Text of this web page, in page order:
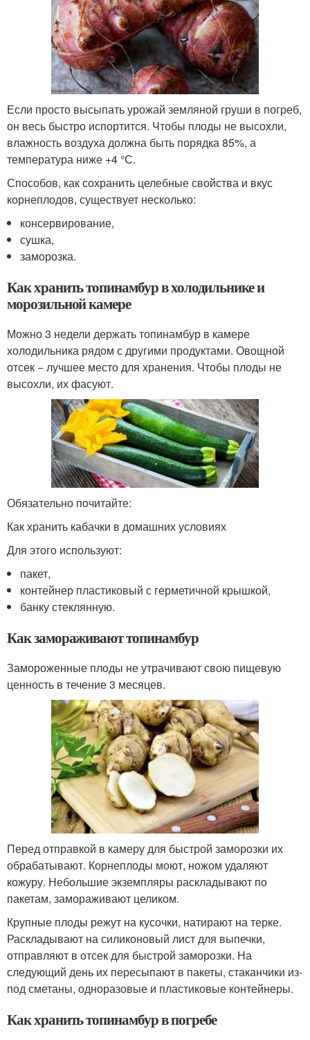
Если просто высыпать урожай земляной груши в погреб,
он весь быстро испортится. Чтобы плоды не высохли,
влажность воздуха должна быть порядка 85%, а
температура ниже +4 °С.
Способов, как сохранить целебные свойства и вкус
корнеплодов, существует несколько:
консервирование,
сушка,
заморозка.
Как хранить топинамбур в холодильнике и
морозильной камере
Можно 3 недели держать топинамбур в камере
холодильника рядом с другими продуктами. Овощной
отсек − лучшее место для хранения. Чтобы плоды не
высохли, их фасуют.
Обязательно почитайте:
Как хранить кабачки в домашних условиях
Для этого используют:
пакет,
контейнер пластиковый с герметичной крышкой,
банку стеклянную.
Как замораживают топинамбур
Замороженные плоды не утрачивают свою пищевую
ценность в течение 3 месяцев.
Перед отправкой в камеру для быстрой заморозки их
обрабатывают. Корнеплоды моют, ножом удаляют
кожуру. Небольшие экземпляры раскладывают по
пакетам, замораживают целиком.
Крупные плоды режут на кусочки, натирают на терке.
Раскладывают на силиконовый лист для выпечки,
отправляют в отсек для быстрой заморозки. На
следующий день их пересыпают в пакеты, стаканчики из-
под сметаны, одноразовые и пластиковые контейнеры.
Как хранить топинамбур в погребе